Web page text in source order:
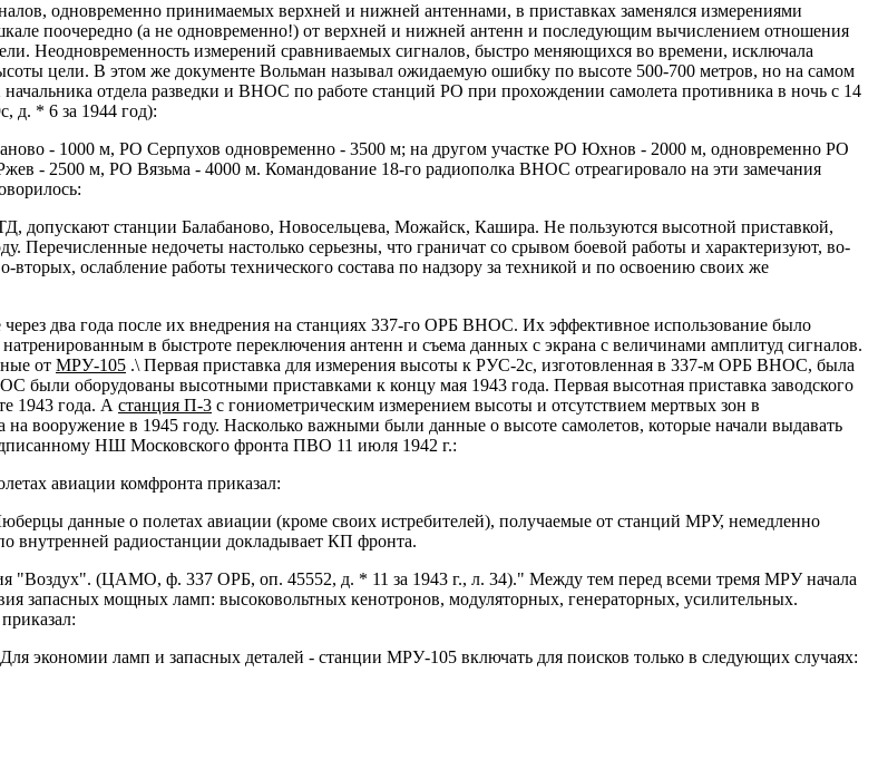
одновременно принимаемых верхней и нижней антеннами, в приставках заменялся измерениями
поочередно (а не одновременно!) от верхней и нижней антенн и последующим вычислением отношения
Неодновременность измерений сравниваемых сигналов, быстро меняющихся во времени, исключала
цели. В этом же документе Вольман называл ожидаемую ошибку по высоте 500-700 метров, но на самом
отдела разведки и ВНОС по работе станций РО при прохождении самолета противника в ночь с 14
д. * 6 за 1944 год):
- 1000 м, РО Серпухов одновременно - 3500 м; на другом участке РО Юхнов - 2000 м, одновременно РО
- 2500 м, РО Вязьма - 4000 м. Командование 18-го радиополка ВНОС отреагировало на эти замечания
допускают станции Балабаново, Новосельцева, Можайск, Кашира. Не пользуются высотной приставкой,
Перечисленные недочеты настолько серьезны, что граничат со срывом боевой работы и характеризуют, во-
ослабление работы технического состава по надзору за техникой и по освоению своих же
два года после их внедрения на станциях 337-го ОРБ ВНОС. Их эффективное использование было
в быстроте переключения антенн и съема данных с экрана с величинами амплитуд сигналов.
от МРУ-105 .\ Первая приставка для измерения высоты к РУС-2с, изготовленная в 337-м ОРБ ВНОС, была
были оборудованы высотными приставками к концу мая 1943 года. Первая высотная приставка заводского
1943 года. А станция П-3 с гониометрическим измерением высоты и отсутствием мертвых зон в
вооружение в 1945 году. Насколько важными были данные о высоте самолетов, которые начали выдавать
НШ Московского фронта ПВО 11 июля 1942 г.:
авиации комфронта приказал:
данные о полетах авиации (кроме своих истребителей), получаемые от станций МРУ, немедленно
радиостанции докладывает КП фронта.
"Воздух". (ЦАМО, ф. 337 ОРБ, oп. 45552, д. * 11 за 1943 г., л. 34)." Между тем перед всеми тремя МРУ начала
запасных мощных ламп: высоковольтных кенотронов, модуляторных, генераторных, усилительных.
приказал:
ламп и запасных деталей - станции МРУ-105 включать для поисков только в следующих случаях: